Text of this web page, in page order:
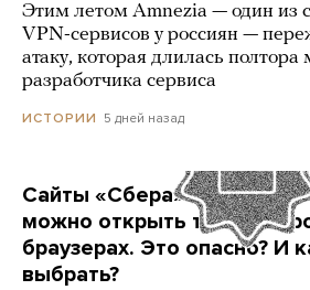
Этим летом Amnezia — один из
VPN-сервисов у россиян —
атаку, которая длилась
разработчика сервиса
ИСТОРИИ 5 дней назад
Сайты «Сбера» и других
можно открыть только в
браузерах. Это опасно? И
выбрать?